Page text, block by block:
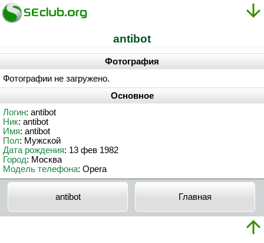
antibot
Фотография
Фотографии не загружено.
Основное
Логин: antibot
Ник: antibot
Имя: antibot
Пол: Мужской
Дата рождения: 13 фев 1982
Город: Москва
Модель телефона: Opera
antibot Главная